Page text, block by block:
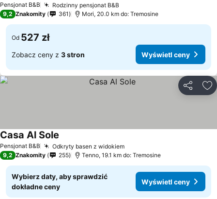
Pensjonat B&B Rodzinny pensjonat B&B
9,2 Znakomity 361 Mori, 20.0 km do: Tremosine
Od 527 zł
Zobacz ceny z 3 stron Wyświetl ceny
Pensjonat B&B Odkryty basen z widokiem
Casa Al Sole
9,2 Znakomity 255 Tenno, 19.1 km do: Tremosine
Wybierz daty, aby sprawdzić
dokładne ceny
Wyświetl ceny